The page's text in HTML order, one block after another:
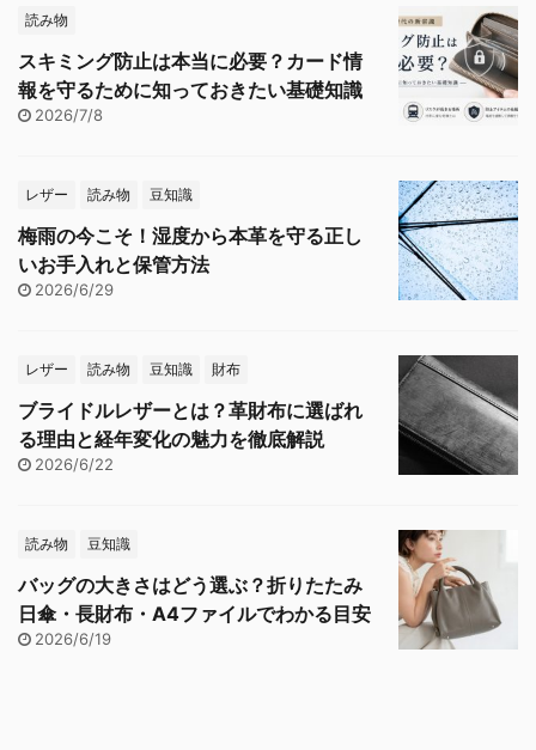
読み物
スキミング防止は本当に必要？カード情
報を守るために知っておきたい基礎知識
2026/7/8
レザー 読み物 豆知識
梅雨の今こそ！湿度から本革を守る正し
いお手入れと保管方法
2026/6/29
レザー 読み物 豆知識 財布
ブライドルレザーとは？革財布に選ばれ
る理由と経年変化の魅力を徹底解説
2026/6/22
読み物 豆知識
バッグの大きさはどう選ぶ？折りたたみ
日傘・長財布・A4ファイルでわかる目安
2026/6/19